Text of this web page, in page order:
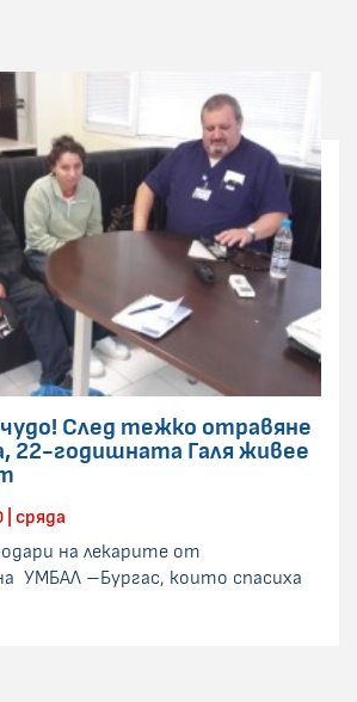
След тежко отравяне
22-годишната Галя живее
| сряда
на лекарите от
УМБАЛ –Бургас, които спасиха